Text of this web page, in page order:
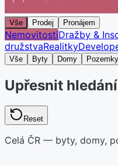
Vše Prodej Pronájem
NemovitostiDražby &
družstvaRealitky
Vše Byty Domy Pozemky
Upřesnit hledání
Reset
Celá ČR — byty, domy,